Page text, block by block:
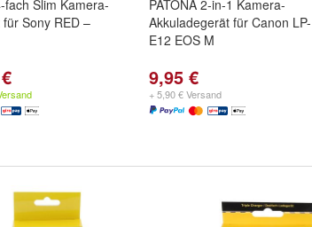
fach Slim Kamera-
Sony RED –
PATONA 2-in-1 Kamera-
Akkuladegerät für Canon LP-
E12 EOS M
9,95 €
+ 5,90 € Versand